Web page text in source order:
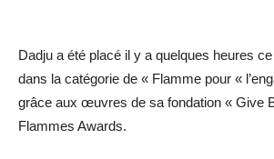
Dadju a été placé il y a quelques heures
dans la catégorie de « Flamme pour «
grâce aux œuvres de sa fondation « Give
Flammes Awards.